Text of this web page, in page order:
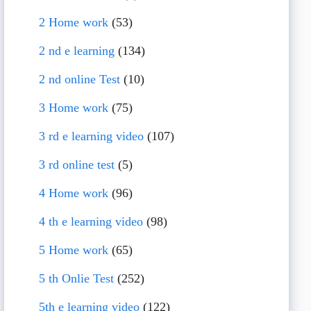
2 Home work(53)
2 nd e learning (134)
2 nd online Test(10)
3 Home work(75)
3 rd e learning video(107)
3 rd online test(5)
4 Home work(96)
4 th e learning video(98)
5 Home work(65)
5 th Onlie Test(252)
5th e learning video(122)